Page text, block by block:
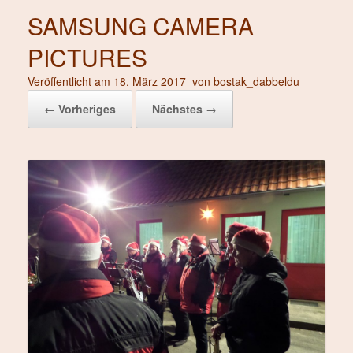
SAMSUNG CAMERA
PICTURES
Veröffentlicht am 18. März 2017 von bostak_dabbeldu
← Vorheriges
Nächstes →